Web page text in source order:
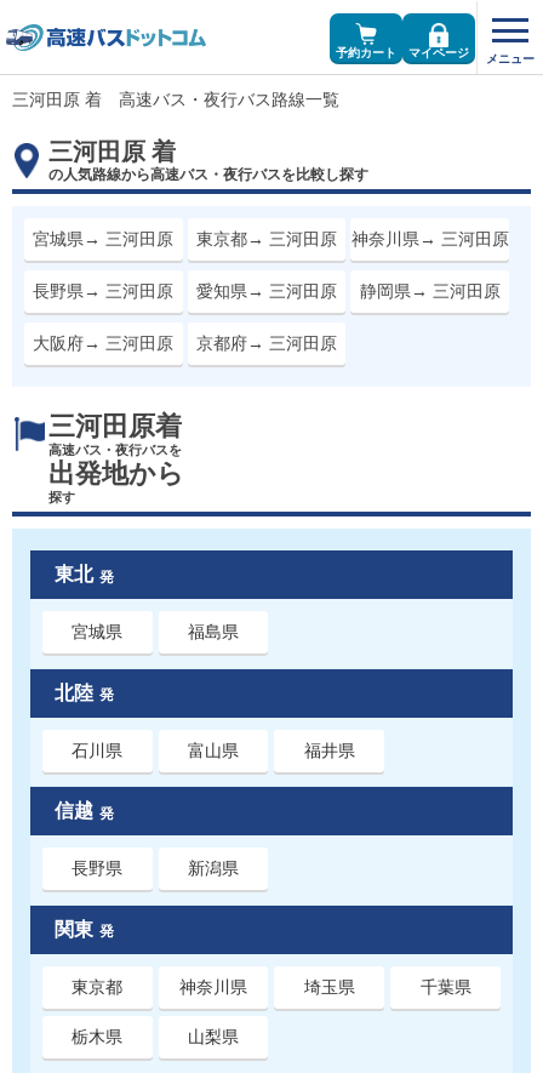
予約カート マイページ
三河田原 着 高速バス・夜行バス路線一覧
三河田原 着
の人気路線から高速バス・夜行バスを比較し探す
宮城県→ 三河田原 東京都→ 三河田原 神奈川県→ 三河田原
長野県→ 三河田原 愛知県→ 三河田原 静岡県→ 三河田原
大阪府→ 三河田原 京都府→ 三河田原
三河田原着
高速バス・夜行バスを
出発地から
探す
東北 発
宮城県 福島県
北陸 発
石川県 富山県 福井県
信越 発
長野県 新潟県
関東 発
東京都 神奈川県 埼玉県 千葉県
栃木県 山梨県